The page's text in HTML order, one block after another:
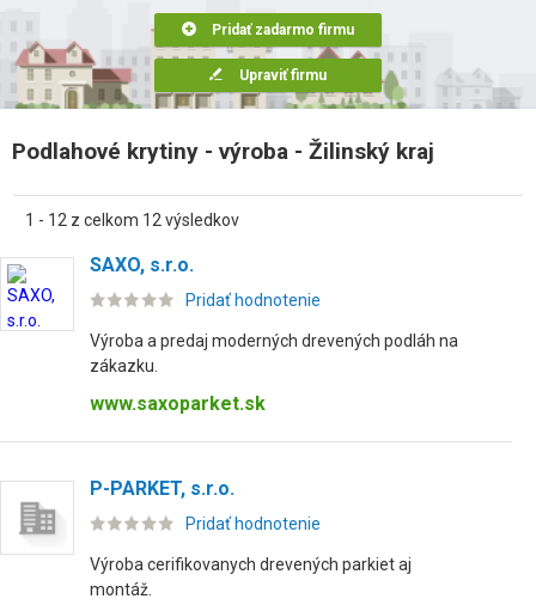
Pridať zadarmo firmu
Upraviť firmu
Podlahové krytiny - výroba - Žilinský kraj
1 - 12 z celkom 12 výsledkov
SAXO, s.r.o.
Pridať hodnotenie
Výroba a predaj moderných drevených podláh na
zákazku.
www.saxoparket.sk
P-PARKET, s.r.o.
Pridať hodnotenie
Výroba cerifikovanych drevených parkiet aj
montáž.